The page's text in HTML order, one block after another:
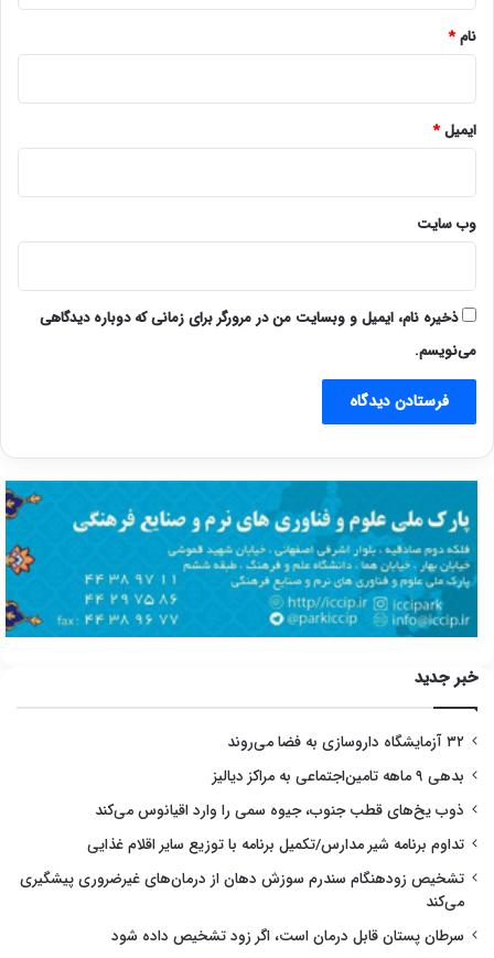
نام*
ایمیل*
وب‌ سایت
ذخیره نام، ایمیل و وبسایت من در مرورگر برای زمانی که دوباره دیدگاهی
می‌نویسم.
خبر جدید
۳۲ آزمایشگاه داروسازی به فضا می‌روند
بدهی ۹ ماهه تامین‌اجتماعی به مراکز دیالیز
ذوب یخ‌های قطب جنوب، جیوه سمی را وارد اقیانوس می‌کند
تداوم برنامه شیر مدارس/تکمیل برنامه با توزیع سایر اقلام غذایی
تشخیص زودهنگام سندرم سوزش دهان از درمان‌های غیرضروری پیشگیری
می‌کند
سرطان پستان قابل درمان است، اگر زود تشخیص داده شود